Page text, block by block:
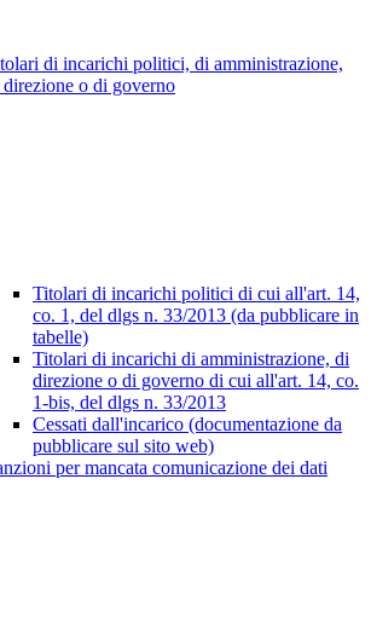
di incarichi politici, di amministrazione,
o di governo
Titolari di incarichi politici di cui all'art. 14,
co. 1, del dlgs n. 33/2013 (da pubblicare in
tabelle)
Titolari di incarichi di amministrazione, di
direzione o di governo di cui all'art. 14, co.
1-bis, del dlgs n. 33/2013
Cessati dall'incarico (documentazione da
pubblicare sul sito web)
per mancata comunicazione dei dati